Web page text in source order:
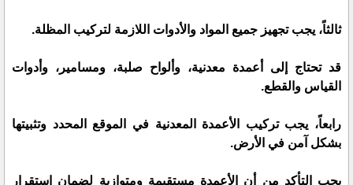
ثالثاً، يجب تجهيز جميع المواد والأدوات اللازمة لتركيب المظلة.
قد تحتاج إلى أعمدة معدنية، وألواح صلبة، ومسامير، وأدوات
القياس والقطع.
رابعاً، يجب تركيب الأعمدة المعدنية في الموقع المحدد وتثبيتها
بشكل آمن في الأرض.
يجب التأكد من أن الأعمدة مستقيمة ومتوازية لضمان استقرار